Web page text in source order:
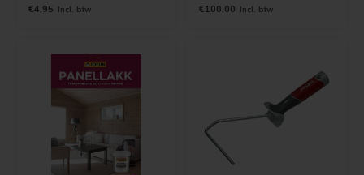
€4,95 Incl. btw
kleurenfolder. De kleuren
€100,00 Incl. btw